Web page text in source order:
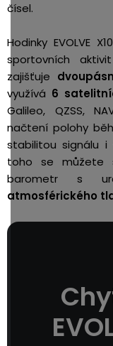
čísel.
Hodinky EVOLVE
sportovních
zajišťuje
využívá 6
Galileo, QZSS,
načtení polohy
stabilitou signálu i
toho se můžete
barometr s
atmosférického